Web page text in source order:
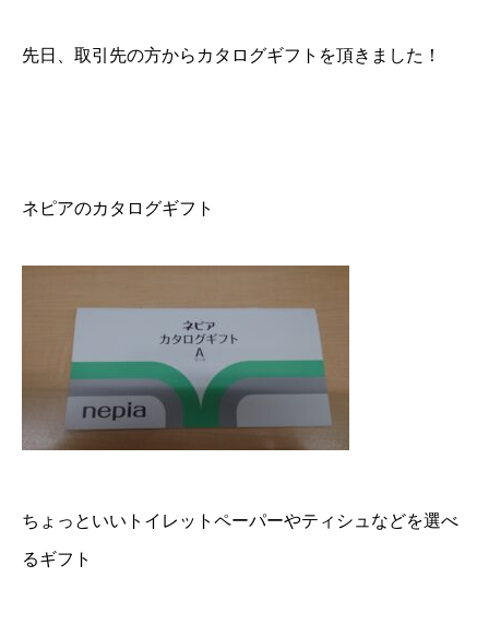
先日、取引先の方からカタログギフトを頂きました！
ネピアのカタログギフト
ちょっといいトイレットペーパーやティシュなどを選べ
るギフト